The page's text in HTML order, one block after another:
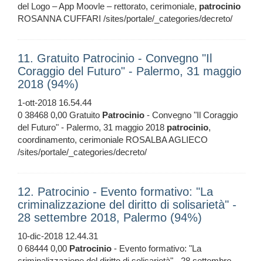
del Logo – App Moovle – rettorato, cerimoniale, patrocinio
ROSANNA CUFFARI /sites/portale/_categories/decreto/
11. Gratuito Patrocinio - Convegno "Il
Coraggio del Futuro" - Palermo, 31 maggio
2018 (94%)
1-ott-2018 16.54.44
0 38468 0,00 Gratuito Patrocinio - Convegno "Il Coraggio
del Futuro" - Palermo, 31 maggio 2018 patrocinio,
coordinamento, cerimoniale ROSALBA AGLIECO
/sites/portale/_categories/decreto/
12. Patrocinio - Evento formativo: "La
criminalizzazione del diritto di solisarietà" -
28 settembre 2018, Palermo (94%)
10-dic-2018 12.44.31
0 68444 0,00 Patrocinio - Evento formativo: "La